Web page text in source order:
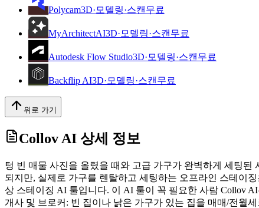
Polycam3D·모델링·스캔 무료
MyArchitectAI3D·모델링·스캔 무료
Autodesk Flow Studio3D·모델링·스캔 무료
Backflip AI3D·모델링·스캔 무료
위로 가기
Collov AI 상세 정보
텅 빈 매물 사진을 올렸을 때와 고급 가구가 완벽하게 세팅
되지만, 실제로 가구를 렌탈하고 세팅하는 오프라인 스테이
상 스테이징 AI 툴입니다. 이 AI 툴이 꼭 필요한 사람 Collov
개사 및 브로커: 빈 집이나 낡은 가구가 있는 집을 매매/전월